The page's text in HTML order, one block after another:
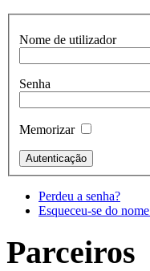
Nome de utilizador
Senha
Memorizar
Perdeu a senha?
Esqueceu-se do
Parceiros